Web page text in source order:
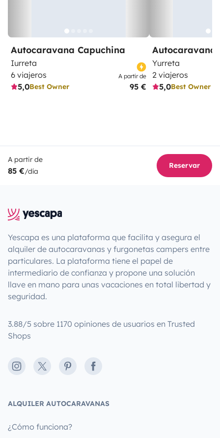
Autocaravana Capuchina
Iurreta
6 viajeros
5,0Best Owner
A partir de
95 €
Autocaravana
Yurreta
2 viajeros
5,0Best Owner
A partir de
85 €/día
Reservar
Yescapa es una plataforma que facilita y asegura el
alquiler de autocaravanas y furgonetas campers entre
particulares. La plataforma tiene el papel de
intermediario de confianza y propone una solución
llave en mano para unas vacaciones en total libertad y
seguridad.
3.88/5 sobre 1170 opiniones de usuarios en Trusted
Shops
Instagram
X PinterestFacebook
ALQUILER AUTOCARAVANAS
¿Cómo funciona?